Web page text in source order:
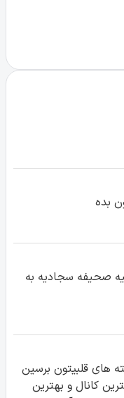
بده
صحیفه سجادیه به
های قلبیتون برسین
کانال و بهترین